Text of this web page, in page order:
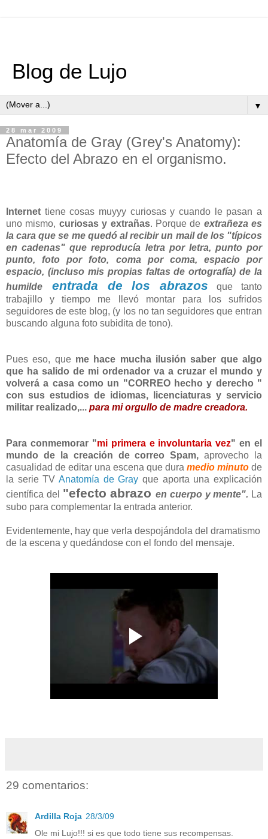
Blog de Lujo
▼
28 mar 2009
Anatomía de Gray (Grey's Anatomy):
Efecto del Abrazo en el organismo.
Internet tiene cosas muyyy curiosas y cuando le pasan a
uno mismo, curiosas y extrañas. Porque de extrañeza es
la cara que se me quedó al recibir un mail de los "típicos
en cadenas" que reproducía letra por letra, punto por
punto, foto por foto, coma por coma, espacio por
espacio, (incluso mis propias faltas de ortografía) de la
humilde
entrada de los abrazos que tanto
trabajillo y tiempo me llevó montar para los sufridos
seguidores de este blog, (y los no tan seguidores que entran
buscando alguna foto subidita de tono).
Pues eso, queme hace mucha ilusión saber que algo
que ha salido de mi ordenador va a cruzar el mundo y
volverá a casa como un "CORREO hecho y derecho "
con sus estudios de idiomas, licenciaturas y servicio
militar realizado,... para mi orgullo de madre creadora.
Para conmemorar "mi primera e involuntaria vez" en el
mundo de la creación de correo Spam,aprovecho la
casualidad de editar una escena que dura medio minuto de
la serie TV Anatomía de Gray que aporta una explicación
científica del "efecto abrazo en cuerpo y mente". La
subo para complementar la entrada anterior.
Evidentemente, hay que verla despojándola del dramatismo
de la escena y quedándose con el fondo del mensaje.
29 comentarios:
Ardilla Roja 28/3/09
Ole mi Lujo!!! si es que todo tiene sus recompensas.